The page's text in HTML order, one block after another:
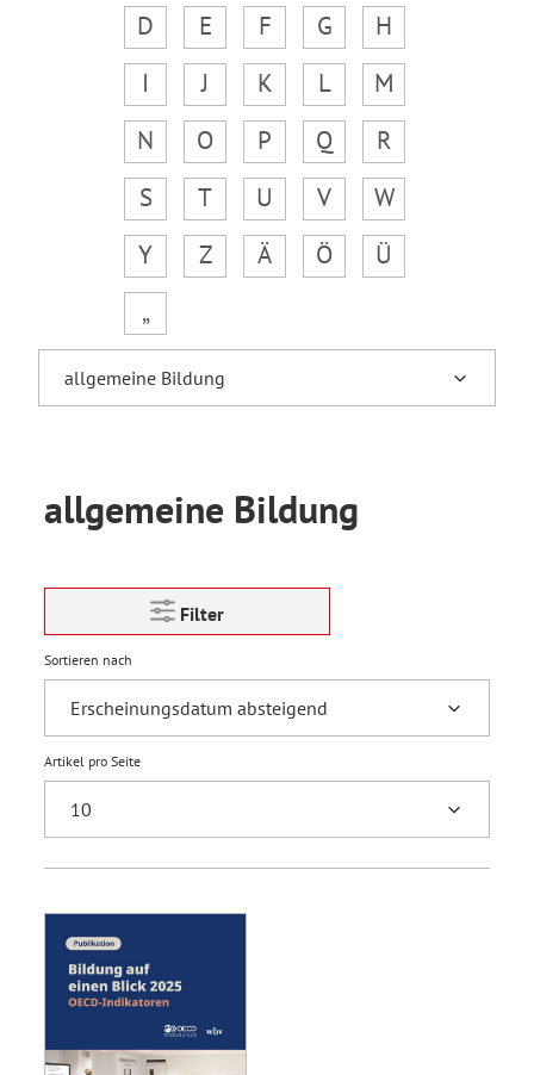
D
E F G
H
I
J K L
M
N
O P Q
R
S
T U V
W
Y
Z Ä Ö
Ü
„
allgemeine Bildung
Filter
Sortieren nach
Artikel pro Seite